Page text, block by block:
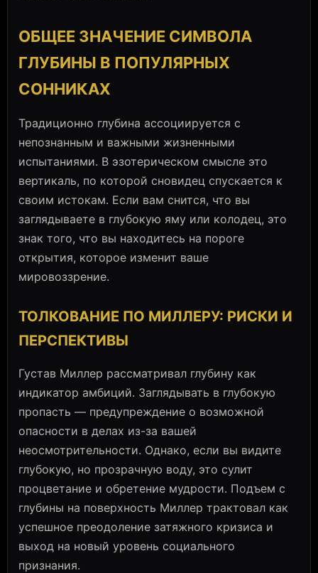
ОБЩЕЕ ЗНАЧЕНИЕ СИМВОЛА
ГЛУБИНЫ В ПОПУЛЯРНЫХ
СОННИКАХ
Традиционно глубина ассоциируется с
непознанным и важными жизненными
испытаниями. В эзотерическом смысле это
вертикаль, по которой сновидец спускается к
своим истокам. Если вам снится, что вы
заглядываете в глубокую яму или колодец, это
знак того, что вы находитесь на пороге
открытия, которое изменит ваше
мировоззрение.
ТОЛКОВАНИЕ ПО МИЛЛЕРУ: РИСКИ И
ПЕРСПЕКТИВЫ
Густав Миллер рассматривал глубину как
индикатор амбиций. Заглядывать в глубокую
пропасть — предупреждение о возможной
опасности в делах из-за вашей
неосмотрительности. Однако, если вы видите
глубокую, но прозрачную воду, это сулит
процветание и обретение мудрости. Подъем с
глубины на поверхность Миллер трактовал как
успешное преодоление затяжного кризиса и
выход на новый уровень социального
признания.